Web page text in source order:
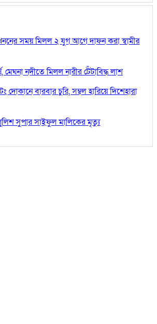
খননের সময় মিলল ২ যুগ আগে দাফন করা স্বামীর
মেঘনা নদীতে মিলল নারীর টেঁটাবিদ্ধ লাশ
দোকানে বারবার চুরি, সম্বল হারিয়ে দিশেহারা
সুপার সাইফুল মালিকের মৃত্যু